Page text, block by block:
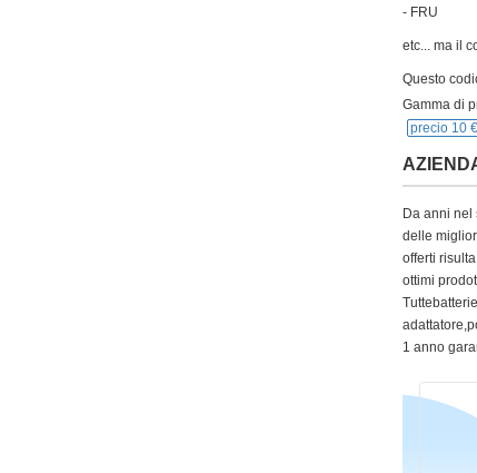
- FRU
etc... ma il
Questo
Gamma di
precio 10
Da anni nel
delle
offerti
ottimi
1 anno